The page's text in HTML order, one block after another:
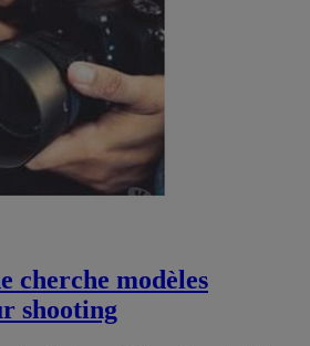
cherche modèles
shooting